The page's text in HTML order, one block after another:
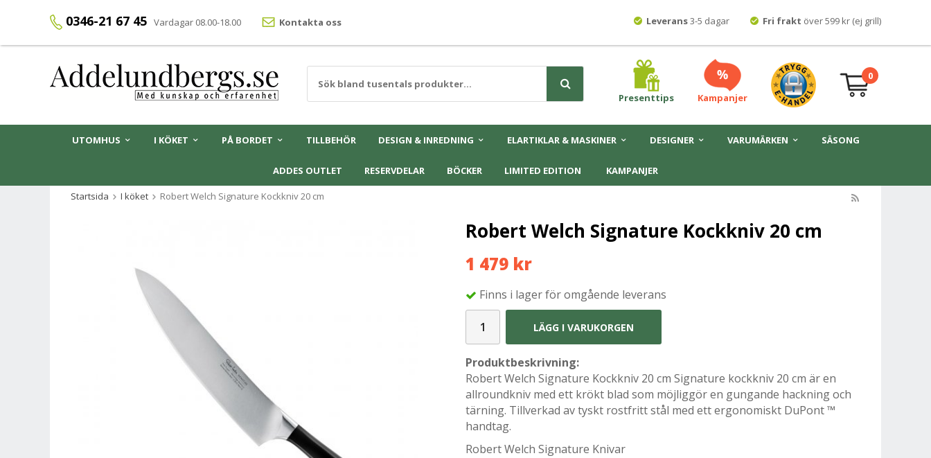
0346-21 67 45 Vardagar 08.00-18.00 Kontakta oss Leverans3-5 dagar Fri frakt över 599 kr (ej grill)
Presenttips Kampanjer
0
UTOMHUS I KÖKET PÅ BORDET TILLBEHÖR DESIGN & INREDNING ELARTIKLAR & MASKINER DESIGNER VARUMÄRKEN SÄSONG
ADDES OUTLET RESERVDELAR BÖCKER LIMITED EDITION KAMPANJER
Startsida I köket Robert Welch Signature Kockkniv 20 cm
Robert Welch Signature Kockkniv 20 cm
1 479 kr
Finns i lager för omgående leverans
LÄGG I VARUKORGEN
Produktbeskrivning:
Robert Welch Signature Kockkniv 20 cm Signature kockkniv 20 cm är en
allroundkniv med ett krökt blad som möjliggör en gungande hackning och
tärning. Tillverkad av tyskt rostfritt stål med ett ergonomiskt DuPont ™
handtag.
Robert Welch Signature Knivar